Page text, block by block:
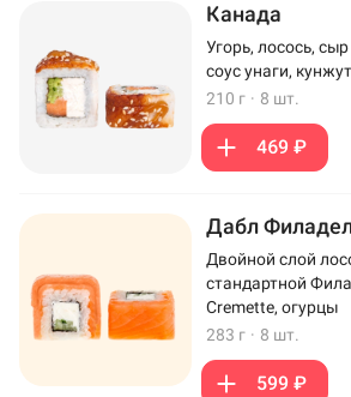
Канада
Угорь, лосось,
соус унаги,
210 г · 8 шт.
469 ₽
Дабл
Двойной слой
стандартной
Cremette, огурцы
283 г · 8 шт.
599 ₽